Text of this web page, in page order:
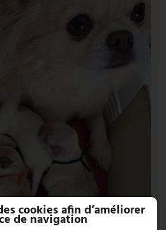
cookies afin d’améliorer
de navigation